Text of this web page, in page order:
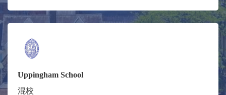
Uppingham School
混校